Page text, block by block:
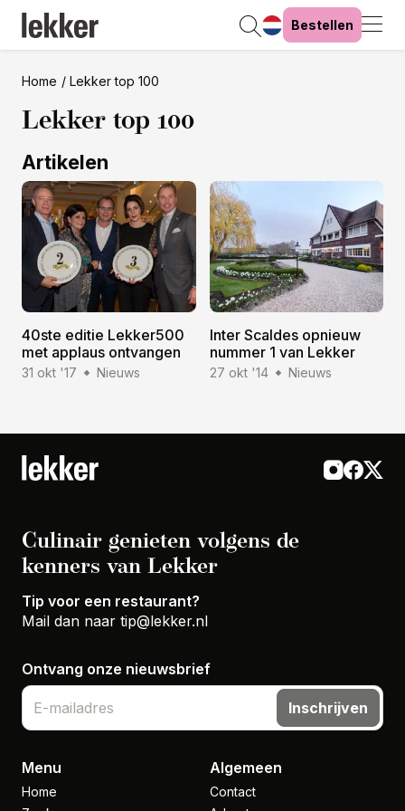
Bestellen
Home Lekker top 100
Lekker top 100
Artikelen
40ste editie Lekker500
met applaus ontvangen
31 okt '17 Nieuws
Inter Scaldes opnieuw
nummer 1 van Lekker
27 okt '14 Nieuws
Culinair genieten volgens de
kenners van Lekker
Tip voor een restaurant?
Mail dan naar tip@lekker.nl
Ontvang onze nieuwsbrief
Inschrijven
Menu
Home
Algemeen
Contact